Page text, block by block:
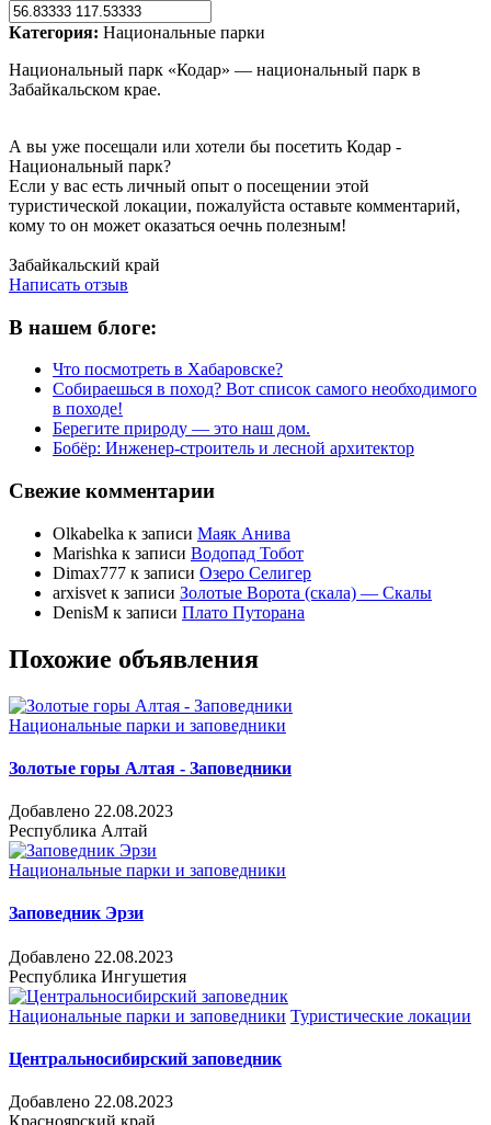
Категория: Национальные парки
Национальный парк «Кодар» — национальный парк в
Забайкальском крае.
А вы уже посещали или хотели бы посетить Кодар -
Национальный парк?
Если у вас есть личный опыт о посещении этой
туристической локации, пожалуйста оставьте комментарий,
кому то он может оказаться оечнь полезным!
Забайкальский край
Написать отзыв
В нашем блоге:
Что посмотреть в Хабаровске?
Собираешься в поход? Вот список самого необходимого
в походе!
Берегите природу — это наш дом.
Бобёр: Инженер-строитель и лесной архитектор
Свежие комментарии
Olkabelka к записи Маяк Анива
Marishka к записи Водопад Тобот
Dimax777 к записи Озеро Селигер
arxisvet к записи Золотые Ворота (скала) — Скалы
DenisM к записи Плато Путорана
Похожие объявления
Национальные парки и заповедники
Золотые горы Алтая - Заповедники
Добавлено 22.08.2023
Республика Алтай
Национальные парки и заповедники
Заповедник Эрзи
Добавлено 22.08.2023
Республика Ингушетия
Национальные парки и заповедники Туристические локации
Центральносибирский заповедник
Добавлено 22.08.2023